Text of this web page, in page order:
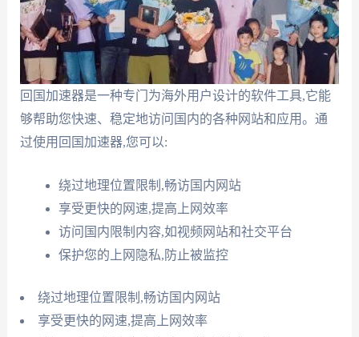
回国加速器是一种专门为海外用户设计的软件工具,它能
够帮助您快速、稳定地访问国内的各种网站和应用。通
过使用回国加速器,您可以:
绕过地理位置限制,畅访国内网站
享受更快的网速,提高上网效率
访问国内限制内容,如视频网站和社交平台
保护您的上网隐私,防止被监控
绕过地理位置限制,畅访国内网站
享受更快的网速,提高上网效率